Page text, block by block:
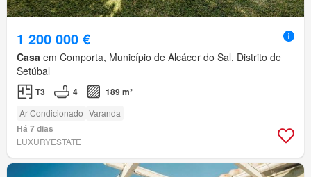
1 200 000 €
Casa em Comporta, Município de Alcácer do Sal, Distrito de
Setúbal
T3 4 189 m²
Ar Condicionado Varanda
Há 7 dias
LUXURYESTATE